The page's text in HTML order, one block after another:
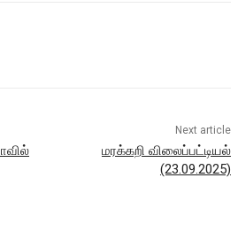
Next article
மரக்கறி விலைப்பட்டியல்
(23.09.2025)